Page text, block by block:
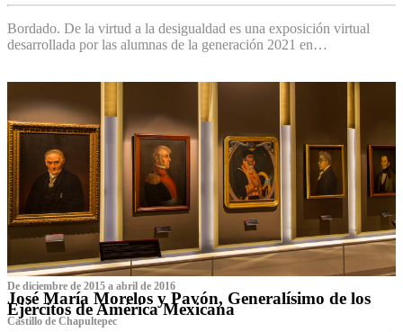
Bordado. De la virtud a la desigualdad es una exposición virtual
desarrollada por las alumnas de la generación 2021 en…
De diciembre de 2015 a abril de 2016
José María Morelos y Pavón, Generalísimo de los
Ejércitos de América Mexicana
C‌astillo de Chapultepec